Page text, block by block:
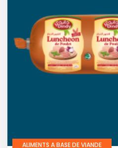
ALIMENTS A BASE DE VIANDE